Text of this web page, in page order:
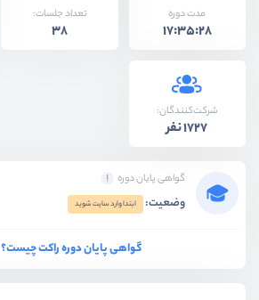
مدت دوره
17:35:28
تعداد جلسات:
38
شرکت‌کنندگان:
1727 نفر
گواهی پایان دوره
وضعیت: ابتدا وارد سایت شوید
گواهی پایان دوره راکت چیست؟